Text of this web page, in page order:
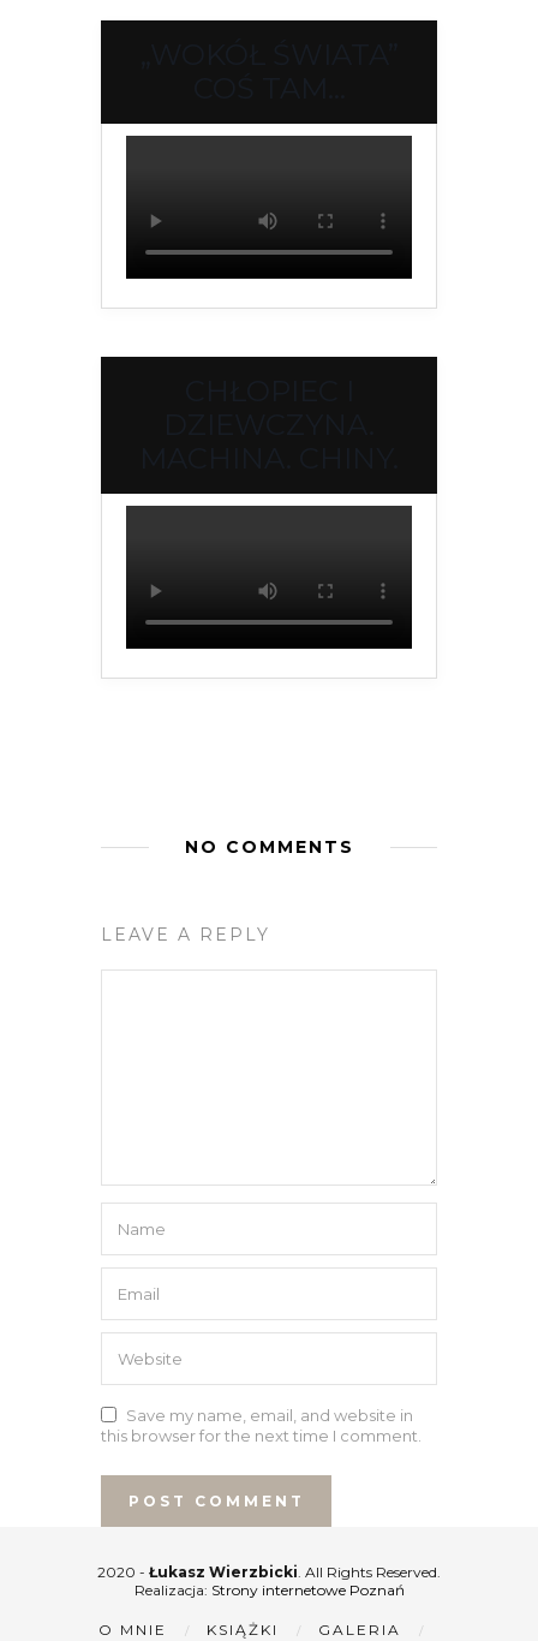
NO COMMENTS
LEAVE A REPLY
Save my name, email, and website in
this browser for the next time I comment.
2020 - Łukasz Wierzbicki. All Rights Reserved.
Realizacja: Strony internetowe Poznań
O MNIE KSIĄŻKI GALERIA